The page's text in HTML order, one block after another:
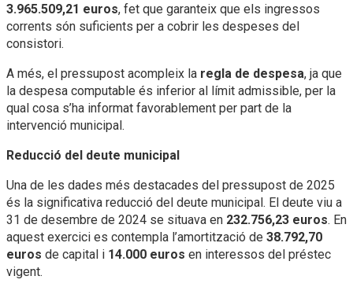
3.965.509,21 euros, fet que garanteix que els ingressos
corrents són suficients per a cobrir les despeses del
consistori.
A més, el pressupost acompleix la regla de despesa, ja que
la despesa computable és inferior al límit admissible, per la
qual cosa s’ha informat favorablement per part de la
intervenció municipal.
Reducció del deute municipal
Una de les dades més destacades del pressupost de 2025
és la significativa reducció del deute municipal. El deute viu a
31 de desembre de 2024 se situava en 232.756,23 euros. En
aquest exercici es contempla l’amortització de 38.792,70
euros de capital i 14.000 euros en interessos del préstec
vigent.